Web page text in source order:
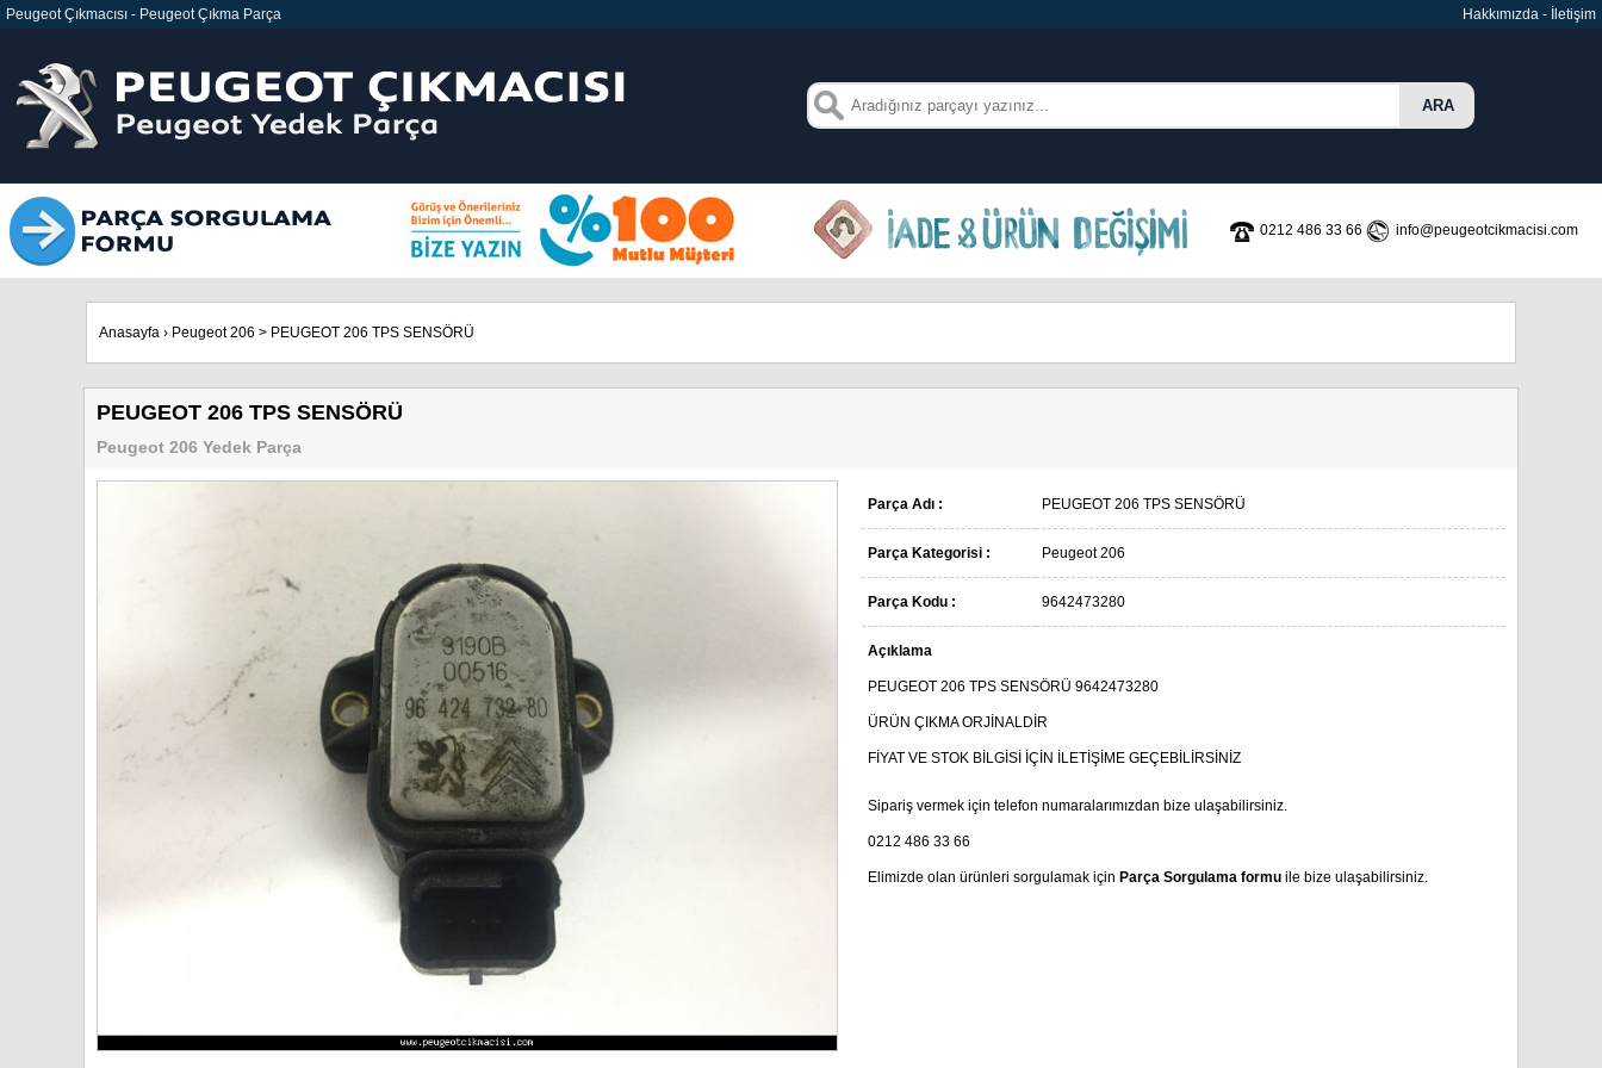
Peugeot Çıkmacısı - Peugeot Çıkma Parça Hakkımızda - İletişim
0212 486 33 66 info@peugeotcikmacisi.com
Anasayfa › Peugeot 206 > PEUGEOT 206 TPS SENSÖRÜ
PEUGEOT 206 TPS SENSÖRÜ
Peugeot 206 Yedek Parça
Parça Adı : PEUGEOT 206 TPS SENSÖRÜ
Parça Kategorisi : Peugeot 206
Parça Kodu : 9642473280
Açıklama
PEUGEOT 206 TPS SENSÖRÜ 9642473280
ÜRÜN ÇIKMA ORJİNALDİR
FİYAT VE STOK BİLGİSİ İÇİN İLETİŞİME GEÇEBİLİRSİNİZ
Sipariş vermek için telefon numaralarımızdan bize ulaşabilirsiniz.
0212 486 33 66
Elimizde olan ürünleri sorgulamak için Parça Sorgulama formu ile bize ulaşabilirsiniz.